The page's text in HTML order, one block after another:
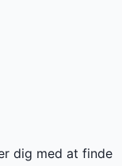
dig med at finde